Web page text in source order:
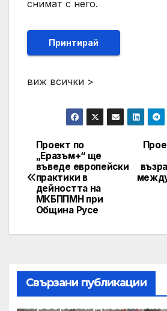
снимат с него.
Принтирай
виж всички >
Post
navigation
Проект по
„Еразъм+“ ще
въведе европейски
практики в
дейността на
МКБППМН при
Община Русе
Свързани публикации